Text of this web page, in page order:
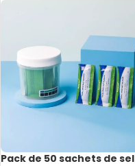
Pack de 50 sachets de sel